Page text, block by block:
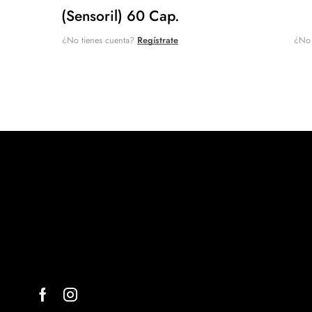
(Sensoril) 60 Cap.
¿No tienes cuenta? Regístrate ¿No